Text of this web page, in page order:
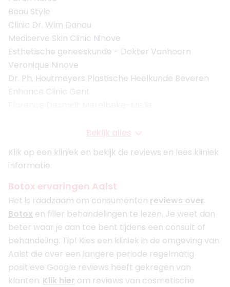
Beau Style
Clinic Dr. Wim Danau
Mediserve Skin Clinic Ninove
Esthetische geneeskunde - Dokter Vanhoorn
Veronique Ninove
Dr. Ph. Houtmeyers Plastische Heelkunde Beveren
Enhance Clinic Gent
Bekijk alles
Klik op een kliniek en bekijk de reviews en lees kliniek
informatie.
Botox ervaringen Aalst
Het is raadzaam om consumenten reviews over
Botox en filler behandelingen te lezen. Je weet dan
beter waar je aan toe bent tijdens een consult of
behandeling. Tip! Kies een kliniek in de omgeving van
Aalst die over een langere periode regelmatig
positieve Google reviews heeft gekregen van
klanten. Klik hier om reviews van cosmetische